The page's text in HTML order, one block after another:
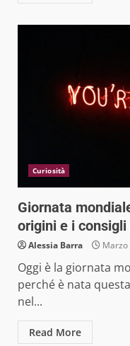
Curiosità
Giornata
origini e i
Alessia Barra Marzo
Oggi è la giornata
perché è nata
nel...
Read More